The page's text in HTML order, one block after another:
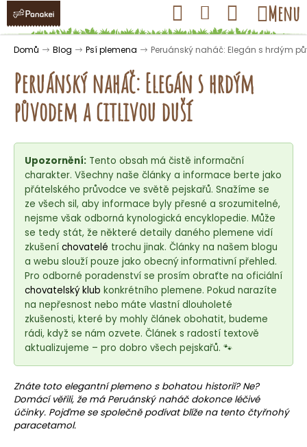
Přejít
obsah
Hledat Přihlášení
Nákupní
košík
Menu
Domů Blog Psí plemena Peruánský naháč: Elegán s hrdým
Peruánský naháč: Elegán s hrdým
původem a citlivou duší
Upozornění: Tento obsah má čistě informační
charakter. Všechny naše články a informace berte jako
přátelského průvodce ve světě pejskařů. Snažíme se
ze všech sil, aby informace byly přesné a srozumitelné,
nejsme však odborná kynologická encyklopedie. Může
se tedy stát, že některé detaily daného plemene vidí
zkušení chovatelé trochu jinak. Články na našem blogu
a webu slouží pouze jako obecný informativní přehled.
Pro odborné poradenství se prosím obraťte na oficiální
chovatelský klub konkrétního plemene. Pokud narazíte
na nepřesnost nebo máte vlastní dlouholeté
zkušenosti, které by mohly článek obohatit, budeme
rádi, když se nám ozvete. Článek s radostí textově
aktualizujeme – pro dobro všech pejskařů. 🐾
Znáte toto elegantníplemeno s bohatou historií? Ne?
Domácí věřili, že má Peruánský naháč dokonce léčivé
účinky. Pojďme se společně podívat blíže na tento čtyřnohý
paracetamol.
K
o Zpět
Zpět
o
n
a
j
í
t